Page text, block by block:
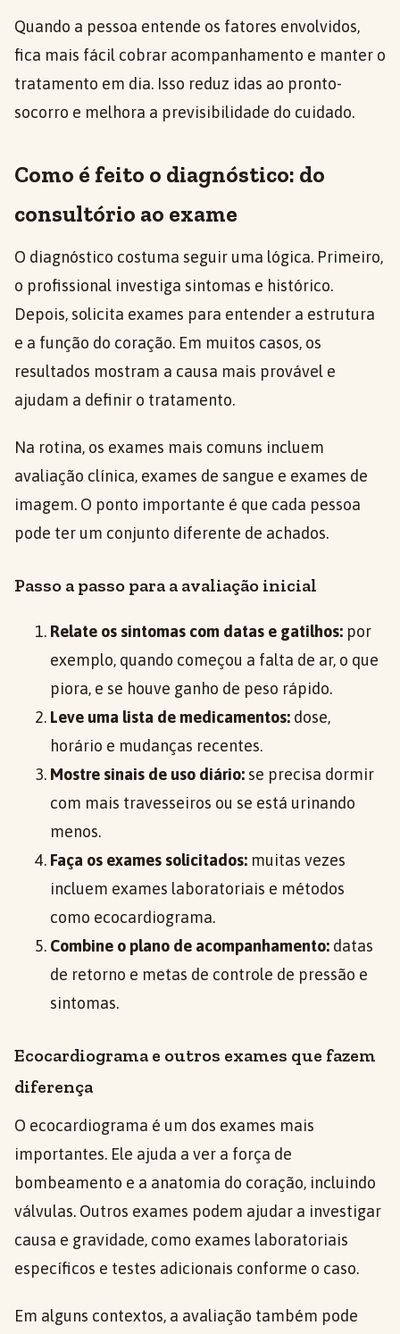
Quando a pessoa entende os fatores envolvidos,
fica mais fácil cobrar acompanhamento e manter o
tratamento em dia. Isso reduz idas ao pronto-
socorro e melhora a previsibilidade do cuidado.
Como é feito o diagnóstico: do
consultório ao exame
O diagnóstico costuma seguir uma lógica. Primeiro,
o profissional investiga sintomas e histórico.
Depois, solicita exames para entender a estrutura
e a função do coração. Em muitos casos, os
resultados mostram a causa mais provável e
ajudam a definir o tratamento.
Na rotina, os exames mais comuns incluem
avaliação clínica, exames de sangue e exames de
imagem. O ponto importante é que cada pessoa
pode ter um conjunto diferente de achados.
Passo a passo para a avaliação inicial
Relate os sintomas com datas e gatilhos: por
exemplo, quando começou a falta de ar, o que
piora, e se houve ganho de peso rápido.
Leve uma lista de medicamentos: dose,
horário e mudanças recentes.
Mostre sinais de uso diário: se precisa dormir
com mais travesseiros ou se está urinando
menos.
Faça os exames solicitados: muitas vezes
incluem exames laboratoriais e métodos
como ecocardiograma.
Combine o plano de acompanhamento: datas
de retorno e metas de controle de pressão e
sintomas.
Ecocardiograma e outros exames que fazem
diferença
O ecocardiograma é um dos exames mais
importantes. Ele ajuda a ver a força de
bombeamento e a anatomia do coração, incluindo
válvulas. Outros exames podem ajudar a investigar
causa e gravidade, como exames laboratoriais
específicos e testes adicionais conforme o caso.
Em alguns contextos, a avaliação também pode